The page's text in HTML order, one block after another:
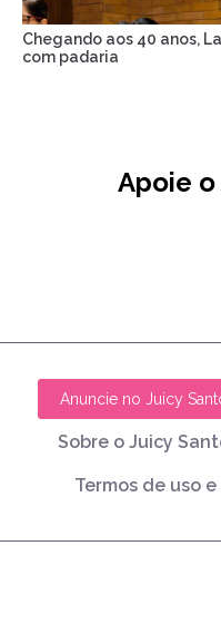
Chegando aos 40 anos,
com padaria
Apoie o
Anuncie no Juicy
Sobre o Juicy
Termos de uso